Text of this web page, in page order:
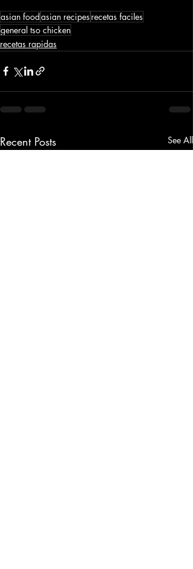
asian foodasian recipes recetas faciles
general tso chicken
recetas rapidas
Recent Posts See All